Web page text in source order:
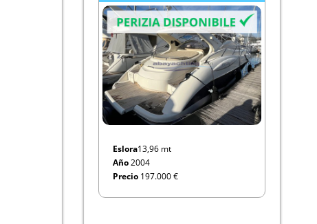
Eslora13,96 mt
Año2004
Precio197.000 €